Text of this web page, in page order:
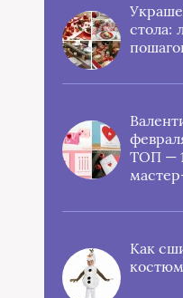
стола:
ТОП —
Как